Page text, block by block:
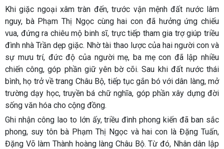
Khi giặc ngoại xâm tràn đến, trước vận mệnh đất nước lâm
nguy, bà Phạm Thị Ngọc cùng hai con đã hưởng ứng chiếu
vua, đứng ra chiêu mộ binh sĩ, trực tiếp tham gia trợ giúp triều
đình nhà Trần dẹp giặc. Nhờ tài thao lược của hai người con và
sự mưu trí, đức độ của người mẹ, ba mẹ con đã lập nhiều
chiến công, góp phần giữ yên bờ cõi. Sau khi đất nước thái
bình, họ trở về trang Châu Bộ, tiếp tục gắn bó với dân làng, mở
trường dạy học, truyền bá chữ nghĩa, góp phần xây dựng đời
sống văn hóa cho cộng đồng.
Ghi nhận công lao to lớn ấy, triều đình phong kiến đã ban sắc
phong, suy tôn bà Phạm Thị Ngọc và hai con là Đặng Tuấn,
Đặng Võ làm Thành hoàng làng Châu Bộ. Từ đó, Nhân dân lập